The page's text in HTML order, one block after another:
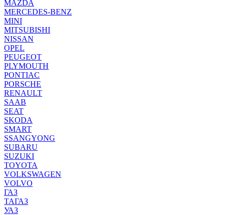
MAZDA
MERCEDES-BENZ
MINI
MITSUBISHI
NISSAN
OPEL
PEUGEOT
PLYMOUTH
PONTIAC
PORSCHE
RENAULT
SAAB
SEAT
SKODA
SMART
SSANGYONG
SUBARU
SUZUKI
TOYOTA
VOLKSWAGEN
VOLVO
ГАЗ
ТАГАЗ
УАЗ